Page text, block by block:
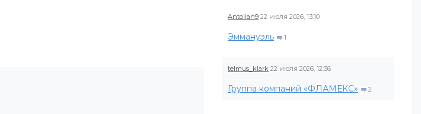
Antolian9 22 июля 2026, 13:10
Эммануэль 1
telmus_klark 22 июля 2026, 12:36
Группа компаний «ФЛАМЕКС» 2